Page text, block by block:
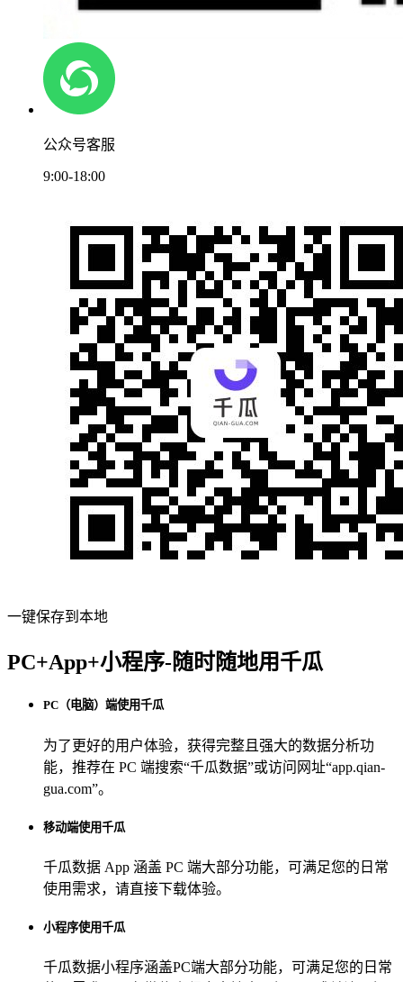
公众号客服
9:00-18:00
一键保存到本地
PC+App+小程序-随时随地用千瓜
PC（电脑）端使用千瓜
为了更好的用户体验，获得完整且强大的数据分析功
能，推荐在 PC 端搜索“千瓜数据”或访问网址“app.qian-
gua.com”。
移动端使用千瓜
千瓜数据 App 涵盖 PC 端大部分功能，可满足您的日常
使用需求，请直接下载体验。
小程序使用千瓜
千瓜数据小程序涵盖PC端大部分功能，可满足您的日常